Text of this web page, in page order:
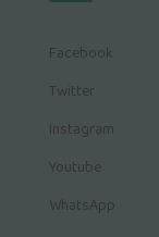
Facebook
Twitter
Instagram
Youtube
WhatsApp